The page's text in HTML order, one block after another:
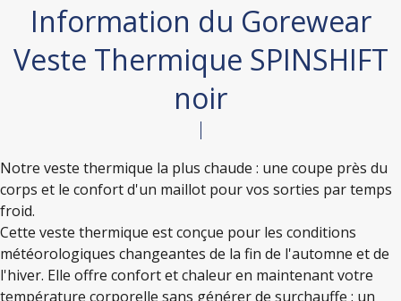
Information du Gorewear
Veste Thermique SPINSHIFT
noir
Notre veste thermique la plus chaude : une coupe près du
corps et le confort d'un maillot pour vos sorties par temps
froid.
Cette veste thermique est conçue pour les conditions
météorologiques changeantes de la fin de l'automne et de
l'hiver. Elle offre confort et chaleur en maintenant votre
température corporelle sans générer de surchauffe : un